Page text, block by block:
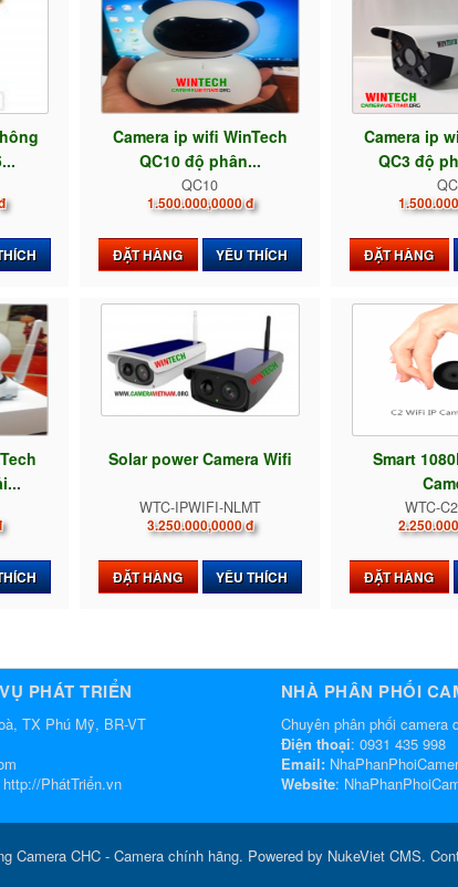
Camera ip wifi WinTech
QC10 độ phân...
QC10
1.500.000,0000 đ
ĐẶT HÀNG YÊU THÍCH
Camera ip
QC3 độ
ĐẶT HÀNG
Solar power Camera Wifi
WTC-IPWIFI-NLMT
3.250.000,0000 đ
ĐẶT HÀNG YÊU THÍCH
Smart
WTC-
ĐẶT HÀNG
PHÁT TRIỂN
TX Phú Mỹ, BR-VT
http://PhátTriển.vn
NHÀ PHÂN PHỐI
Chuyên phân phối camera
Điện thoại: 0931 435 998
Email:
Website:
Camera CHC - Camera chính hãng. Powered by NukeViet CMS.